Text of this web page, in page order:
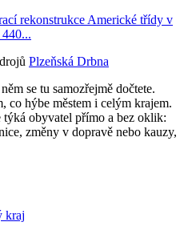
rekonstrukce Americké třídy v
Plzeňská Drbna
se tu samozřejmě dočtete.
co hýbe městem i celým krajem.
týká obyvatel přímo a bez oklik:
změny v dopravě nebo kauzy,
kraj